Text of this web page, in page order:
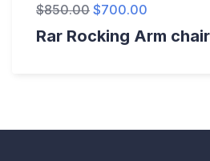
$850.00 $700.00
Rar Rocking Arm chair